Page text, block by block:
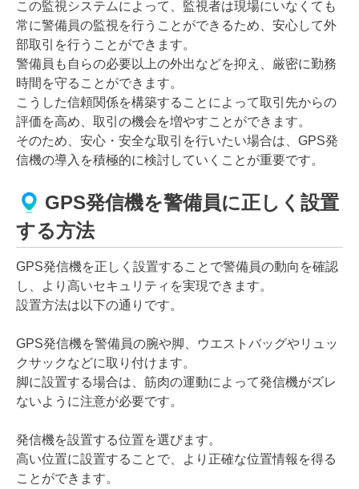
この監視システムによって、監視者は現場にいなくても
常に警備員の監視を行うことができるため、安心して外
部取引を行うことができます。
警備員も自らの必要以上の外出などを抑え、厳密に勤務
時間を守ることができます。
こうした信頼関係を構築することによって取引先からの
評価を高め、取引の機会を増やすことができます。
そのため、安心・安全な取引を行いたい場合は、GPS発
信機の導入を積極的に検討していくことが重要です。
GPS発信機を警備員に正しく設置
する方法
GPS発信機を正しく設置することで警備員の動向を確認
し、より高いセキュリティを実現できます。
設置方法は以下の通りです。
GPS発信機を警備員の腕や脚、ウエストバッグやリュッ
クサックなどに取り付けます。
脚に設置する場合は、筋肉の運動によって発信機がズレ
ないように注意が必要です。
発信機を設置する位置を選びます。
高い位置に設置することで、より正確な位置情報を得る
ことができます。